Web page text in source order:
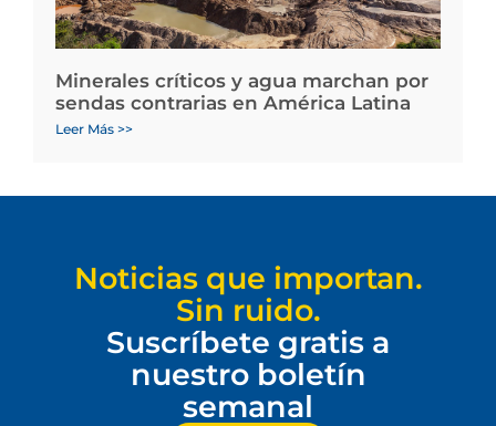
Minerales críticos y agua marchan por
sendas contrarias en América Latina
Leer Más >>
Noticias que importan.
Sin ruido.
Suscríbete gratis a
nuestro boletín
semanal